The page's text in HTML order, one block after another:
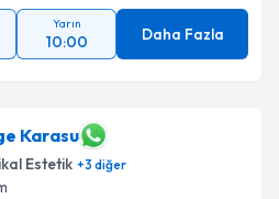
Yarın
10:00 Daha Fazla
Karasu
Estetik +3 diğer